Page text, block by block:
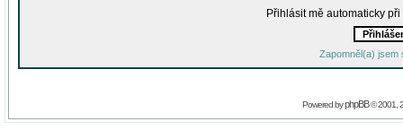
Přihlásit mě automaticky
Zapomněl(a) jsem
Powered byphpBB© 2001,